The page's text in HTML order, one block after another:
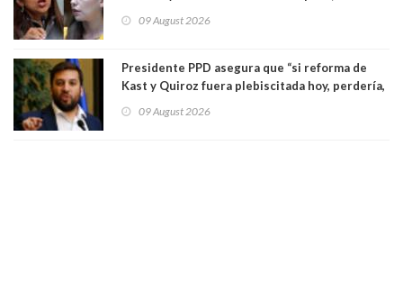
09 August 2026
Presidente PPD asegura que “si reforma de
Kast y Quiroz fuera plebiscitada hoy, perdería,
a favor de la oposición, sería una victoria de la
09 August 2026